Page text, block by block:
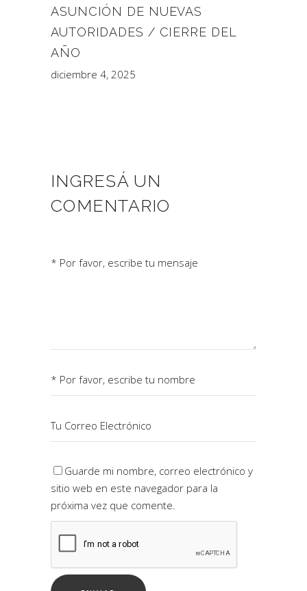
ASUNCIÓN DE NUEVAS
AUTORIDADES / CIERRE DEL
AÑO
diciembre 4, 2025
INGRESÁ UN
COMENTARIO
Guarde mi nombre, correo electrónico y
sitio web en este navegador para la
próxima vez que comente.